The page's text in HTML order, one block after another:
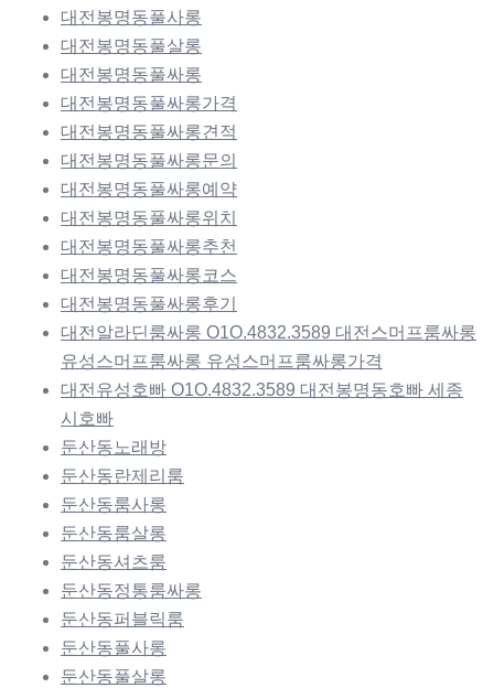
대전봉명동풀사롱
대전봉명동풀살롱
대전봉명동풀싸롱
대전봉명동풀싸롱가격
대전봉명동풀싸롱견적
대전봉명동풀싸롱문의
대전봉명동풀싸롱예약
대전봉명동풀싸롱위치
대전봉명동풀싸롱추천
대전봉명동풀싸롱코스
대전봉명동풀싸롱후기
대전알라딘룸싸롱 O1O.4832.3589 대전스머프룸싸롱
유성스머프룸싸롱 유성스머프룸싸롱가격
대전유성호빠 O1O.4832.3589 대전봉명동호빠 세종
시호빠
둔산동노래방
둔산동란제리룸
둔산동룸사롱
둔산동룸살롱
둔산동셔츠룸
둔산동정통룸싸롱
둔산동퍼블릭룸
둔산동풀사롱
둔산동풀살롱